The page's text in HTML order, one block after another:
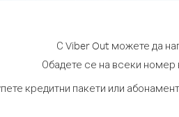
С Viber Out можете да
Обадете се на всеки номер
кредитни пакети или